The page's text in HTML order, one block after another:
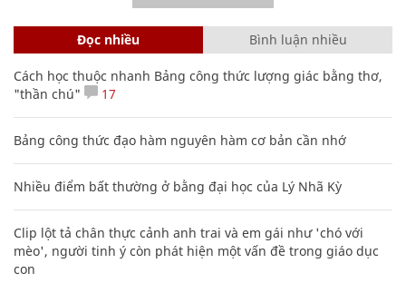
Đọc nhiều Bình luận nhiều
Cách học thuộc nhanh Bảng công thức lượng giác bằng thơ,
"thần chú"
17
Bảng công thức đạo hàm nguyên hàm cơ bản cần nhớ
Nhiều điểm bất thường ở bằng đại học của Lý Nhã Kỳ
Clip lột tả chân thực cảnh anh trai và em gái như 'chó với
mèo', người tinh ý còn phát hiện một vấn đề trong giáo dục
con